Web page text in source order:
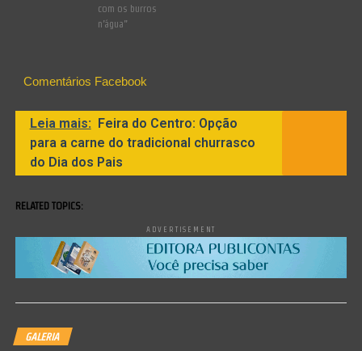
com os burros
n’água”
Comentários Facebook
Leia mais:
Feira do Centro: Opção
para a carne do tradicional churrasco
do Dia dos Pais
RELATED TOPICS:
ADVERTISEMENT
GALERIA